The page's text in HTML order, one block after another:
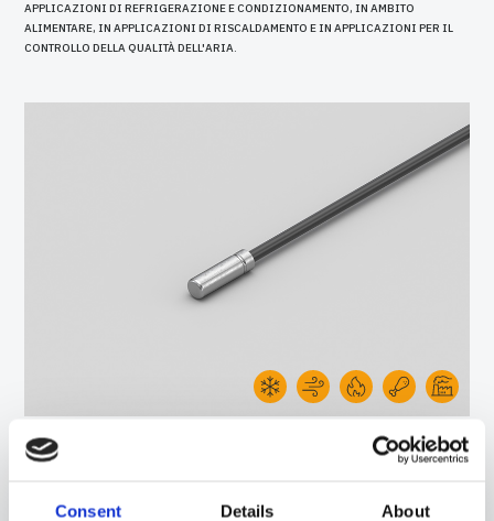
Consent Details About
APPLICAZIONI DI REFRIGERAZIONE E CONDIZIONAMENTO, IN AMBITO
ALIMENTARE, IN APPLICAZIONI DI RISCALDAMENTO E IN APPLICAZIONI PER IL
CONTROLLO DELLA QUALITÀ DELL'ARIA.
30GB36
SONDA IP68 CON SENSORE PT100, CAVO TONDO TPE, CAPSULA DIAMETRO 6X20 MM.
REFRIGERAZIONE E CONDIZIONAMENTO, IN AMBITO ALIMENTARE, IN AMBITO